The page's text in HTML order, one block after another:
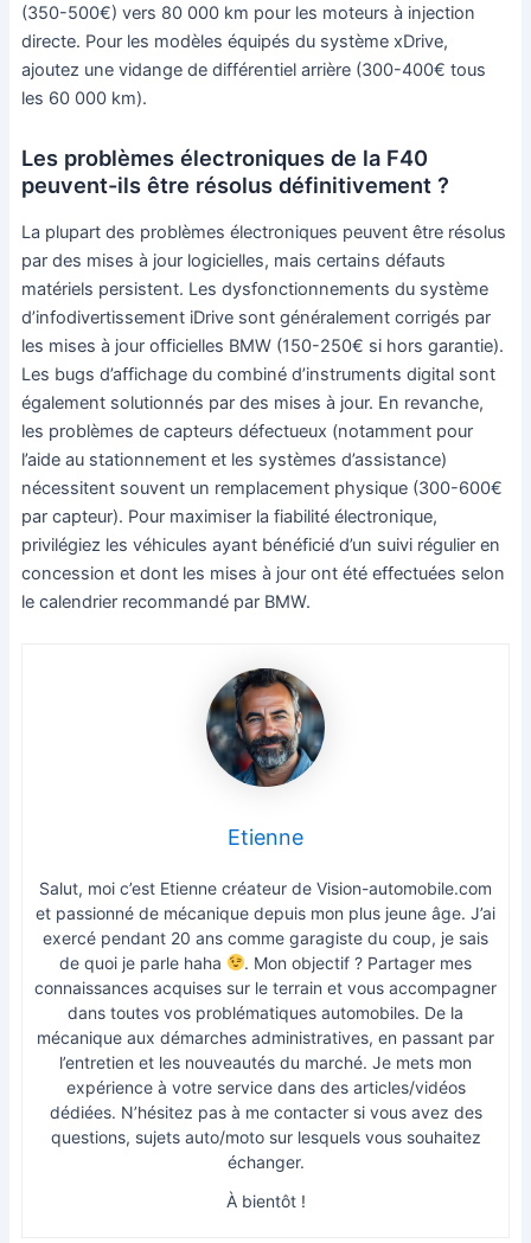
(350-500€) vers 80 000 km pour les moteurs à injection
directe. Pour les modèles équipés du système xDrive,
ajoutez une vidange de différentiel arrière (300-400€ tous
les 60 000 km).
Les problèmes électroniques de la F40
peuvent-ils être résolus définitivement ?
La plupart des problèmes électroniques peuvent être résolus
par des mises à jour logicielles, mais certains défauts
matériels persistent. Les dysfonctionnements du système
d’infodivertissement iDrive sont généralement corrigés par
les mises à jour officielles BMW (150-250€ si hors garantie).
Les bugs d’affichage du combiné d’instruments digital sont
également solutionnés par des mises à jour. En revanche,
les problèmes de capteurs défectueux (notamment pour
l’aide au stationnement et les systèmes d’assistance)
nécessitent souvent un remplacement physique (300-600€
par capteur). Pour maximiser la fiabilité électronique,
privilégiez les véhicules ayant bénéficié d’un suivi régulier en
concession et dont les mises à jour ont été effectuées selon
le calendrier recommandé par BMW.
Etienne
Salut, moi c’est Etienne créateur de Vision-automobile.com
et passionné de mécanique depuis mon plus jeune âge. J’ai
exercé pendant 20 ans comme garagiste du coup, je sais
de quoi je parle haha
. Mon objectif ? Partager mes
connaissances acquises sur le terrain et vous accompagner
dans toutes vos problématiques automobiles. De la
mécanique aux démarches administratives, en passant par
l’entretien et les nouveautés du marché. Je mets mon
expérience à votre service dans des articles/vidéos
dédiées. N’hésitez pas à me contacter si vous avez des
questions, sujets auto/moto sur lesquels vous souhaitez
échanger.
À bientôt !